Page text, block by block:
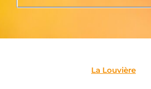
La Louvière